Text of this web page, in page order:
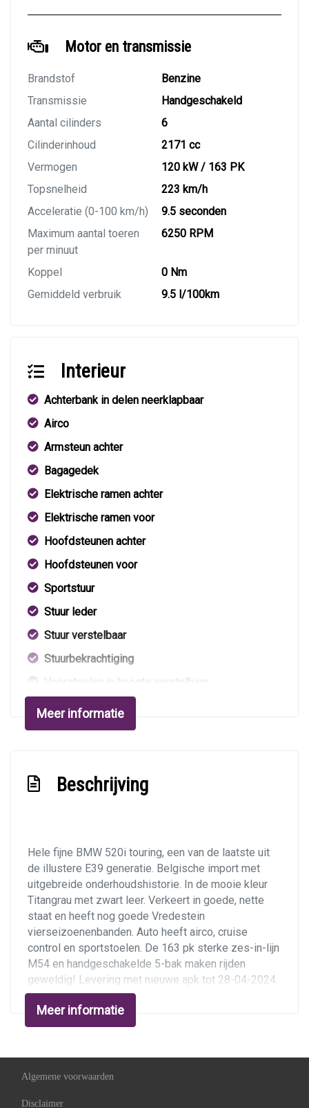
Motor en transmissie
Brandstof
Benzine
Transmissie
Handgeschakeld
Aantal cilinders
6
Cilinderinhoud
2171 cc
Vermogen
120 kW / 163 PK
Topsnelheid
223 km/h
Acceleratie (0-100 km/h)
9.5 seconden
Maximum aantal toeren
per minuut
6250 RPM
Koppel
0 Nm
Gemiddeld verbruik
9.5 l/100km
Interieur
Achterbank in delen neerklapbaar
Airco
Armsteun achter
Bagagedek
Elektrische ramen achter
Elektrische ramen voor
Hoofdsteunen achter
Hoofdsteunen voor
Sportstuur
Stuur leder
Stuur verstelbaar
Stuurbekrachtiging
Voorstoelen in hoogte verstelbaar
Exterieur
verwarmbaar
Lichtmetalen velgen
Lichtmetalen velgen 15"
Mistlampen voor
Niveauregeling automatisch
Overige
Anti blokkeer systeem
Anti doorslip regeling
Bestuurdersairbag
Hoofd airbag(s) voor
Luchtvering
Luchtvering en automatische niveauregeling
Meer informatie
Beschrijving
Hele fijne BMW 520i touring, een van de laatste uit
de illustere E39 generatie. Belgische import met
uitgebreide onderhoudshistorie. In de mooie kleur
Titangrau met zwart leer. Verkeert in goede, nette
staat en heeft nog goede Vredestein
vierseizoenenbanden. Auto heeft airco, cruise
control en sportstoelen. De 163 pk sterke zes-in-lijn
M54 en handgeschakelde 5-bak maken rijden
geweldig! Levering met nieuwe apk tot 28-04-2024.
Ondernemers opgelet:
te rijden met bijtelling over de dagwaarde. U kunt
aftrekken. Daarmee rijdt u deze 520i tegen lagere
kosten dan een nieuwe 1-serie!
Meer informatie
Algemene voorwaarden
Disclaimer